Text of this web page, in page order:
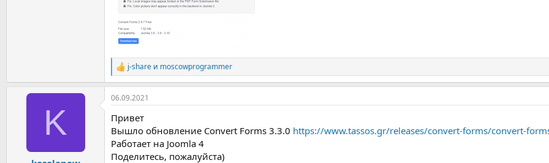
Р
е
а
к
и
и
:
j-share и moscowprogrammer
K
06.09.2021
Привет
Вышло обновление Convert Forms 3.3.0 https://www.tassos.gr/releases/convert-forms/convert-
Работает на Joomla 4
Поделитесь, пожалуйста)